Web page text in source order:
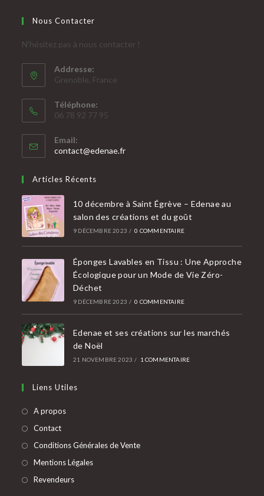
Nous Contacter
N'hésitez pas à nous contacter !
Addresse:
Grenoble, France
Téléphone:
06 78 92 77 95
Email:
contact@edenae.fr
Articles Récents
10 décembre à Saint Égrève – Edenae au
salon des créations et du goût
9 DÉCEMBRE 2023 / 0 COMMENTAIRE
Éponges Lavables en Tissu : Une Approche
Écologique pour un Mode de Vie Zéro-
Déchet
9 DÉCEMBRE 2023 / 0 COMMENTAIRE
Edenae et ses créations sur les marchés
de Noël
21 NOVEMBRE 2023 / 1 COMMENTAIRE
Liens Utiles
A propos
Contact
Conditions Générales de Vente
Mentions Légales
Revendeurs